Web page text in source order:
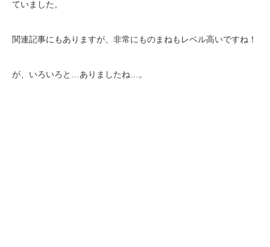
ていました。
関連記事にもありますが、非常にものまねもレベル高いですね！
が、いろいろと…ありましたね…。